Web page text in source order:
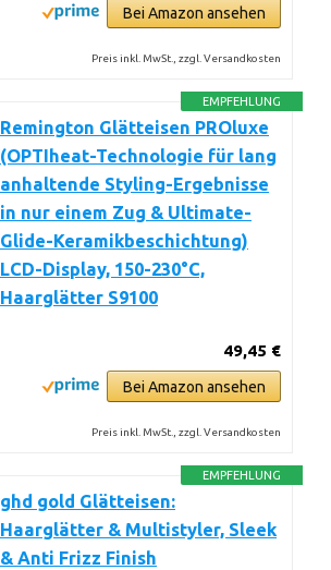
Bei Amazon ansehen
Preis inkl. MwSt., zzgl. Versandkosten
EMPFEHLUNG
Remington Glätteisen PROluxe
(OPTIheat-Technologie für lang
anhaltende Styling-Ergebnisse
in nur einem Zug & Ultimate-
Glide-Keramikbeschichtung)
LCD-Display, 150-230°C,
Haarglätter S9100
49,45 €
Bei Amazon ansehen
Preis inkl. MwSt., zzgl. Versandkosten
EMPFEHLUNG
ghd gold Glätteisen:
Haarglätter & Multistyler, Sleek
& Anti Frizz Finish